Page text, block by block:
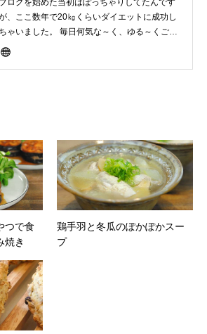
、ここ数年で20㎏くらいダイエットに成功し
ちゃいました。 毎日何気な～く、ゆる～くご飯
作ってますんで、ゆる～い感じで見て頂けたら
つで食
焼き
鶏手羽と冬瓜のぽかぽかスー
プ